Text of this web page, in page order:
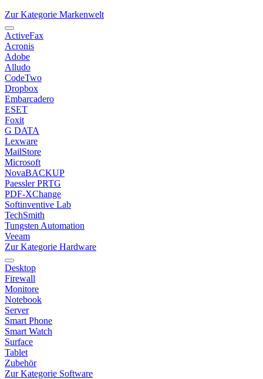
Zur Kategorie Markenwelt
ActiveFax
Acronis
Adobe
Alludo
CodeTwo
Dropbox
Embarcadero
ESET
Foxit
G DATA
Lexware
MailStore
Microsoft
NovaBACKUP
Paessler PRTG
PDF-XChange
Softinventive Lab
TechSmith
Tungsten Automation
Veeam
Zur Kategorie Hardware
Desktop
Firewall
Monitore
Notebook
Server
Smart Phone
Smart Watch
Surface
Tablet
Zubehör
Zur Kategorie Software